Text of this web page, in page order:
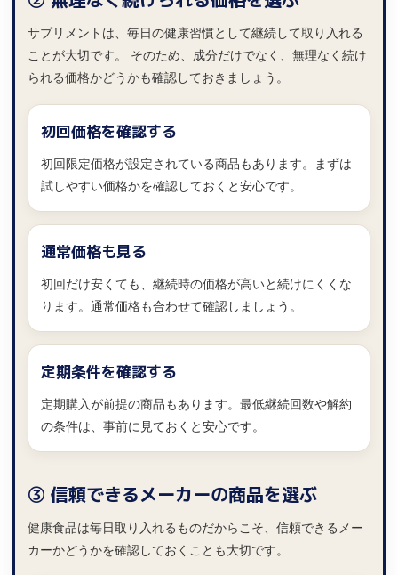
サプリメントは、毎日の健康習慣として継続して取り入れる
ことが大切です。 そのため、成分だけでなく、無理なく続け
られる価格かどうかも確認しておきましょう。
初回価格を確認する
初回限定価格が設定されている商品もあります。まずは
試しやすい価格かを確認しておくと安心です。
通常価格も見る
初回だけ安くても、継続時の価格が高いと続けにくくな
ります。通常価格も合わせて確認しましょう。
定期条件を確認する
定期購入が前提の商品もあります。最低継続回数や解約
の条件は、事前に見ておくと安心です。
③ 信頼できるメーカーの商品を選ぶ
健康食品は毎日取り入れるものだからこそ、信頼できるメー
カーかどうかを確認しておくことも大切です。